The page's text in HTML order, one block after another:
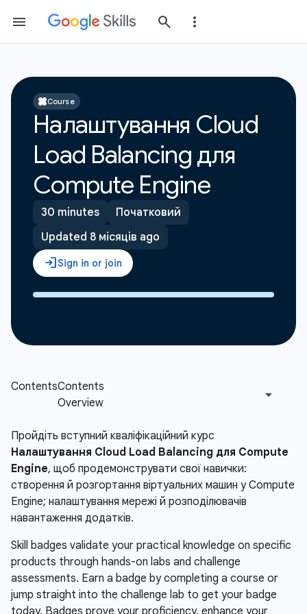
Course
Налаштування Cloud
Load Balancing для
Compute Engine
30 minutes
Початковий
Updated 8 місяців ago
Пройдіть вступний кваліфікаційний курс
Налаштування Cloud Load Balancing для Compute
Engine, щоб продемонструвати свої навички:
створення й розгортання віртуальних машин у Compute
Engine; налаштування мережі й розподілювачів
навантаження додатків.
Skill badges validate your practical knowledge on specific
products through hands-on labs and challenge
assessments. Earn a badge by completing a course or
jump straight into the challenge lab to get your badge
today. Badges prove your proficiency, enhance your